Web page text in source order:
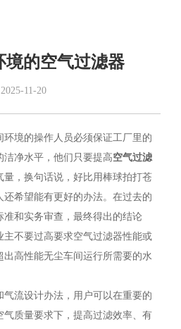
境的空气过滤器
2025-11-20
境的操作人员必须保证工厂里的
洁净水平，他们只要提高空气过滤
量，换句话说，好比用棒球拍打苍
希望能有更好的办法。在过去的
准和实务审查，最终得出的结论
不要过高要求空气过滤器性能或
高性能无尘车间运行所需要的水
流设计办法，用户可以在重要的
质量要求下，提高过滤效率、有